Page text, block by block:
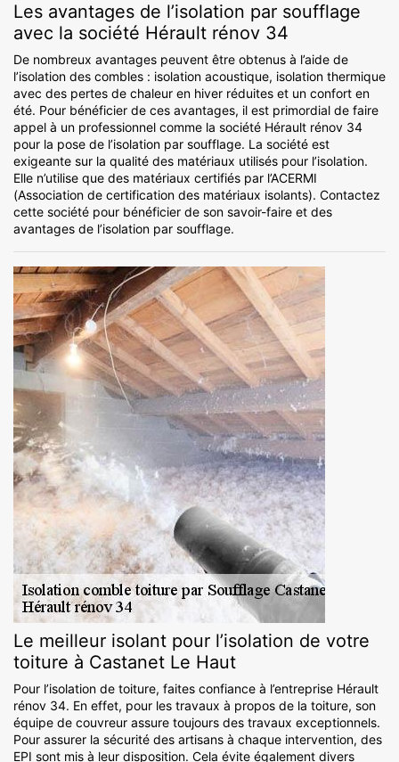
Les avantages de l’isolation par soufflage
avec la société Hérault rénov 34
De nombreux avantages peuvent être obtenus à l’aide de
l’isolation des combles : isolation acoustique, isolation thermique
avec des pertes de chaleur en hiver réduites et un confort en
été. Pour bénéficier de ces avantages, il est primordial de faire
appel à un professionnel comme la société Hérault rénov 34
pour la pose de l’isolation par soufflage. La société est
exigeante sur la qualité des matériaux utilisés pour l’isolation.
Elle n’utilise que des matériaux certifiés par l’ACERMI
(Association de certification des matériaux isolants). Contactez
cette société pour bénéficier de son savoir-faire et des
avantages de l’isolation par soufflage.
Le meilleur isolant pour l’isolation de votre
toiture à Castanet Le Haut
Pour l’isolation de toiture, faites confiance à l’entreprise Hérault
rénov 34. En effet, pour les travaux à propos de la toiture, son
équipe de couvreur assure toujours des travaux exceptionnels.
Pour assurer la sécurité des artisans à chaque intervention, des
EPI sont mis à leur disposition. Cela évite également divers